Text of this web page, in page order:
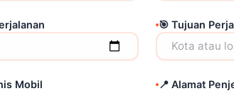
🎯 Tujuan
Mobil 📍 Alamat